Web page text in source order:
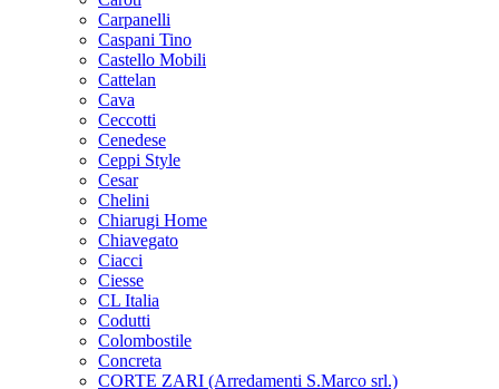
Carpanelli
Caspani Tino
Castello Mobili
Cattelan
Cava
Ceccotti
Cenedese
Ceppi Style
Cesar
Chelini
Chiarugi Home
Chiavegato
Ciacci
Ciesse
CL Italia
Codutti
Colombostile
Concreta
CORTE ZARI (Arredamenti S.Marco srl.)